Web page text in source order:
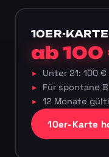
10ER-KARTE
ab 100
Unter 21: 100 €
Für spontane
12 Monate
10er-Karte